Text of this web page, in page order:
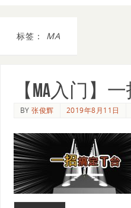
标签： MA
【MA入门】
BY张俊辉 2019年8月11日